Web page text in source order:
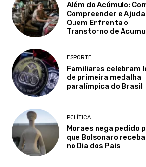
Além do Acúmulo:
Compreender e
Quem Enfrenta o
Transtorno de
ESPORTE
Familiares celebram
de primeira medalha
paralímpica do Brasil
POLÍTICA
Moraes nega pedido
que Bolsonaro
no Dia dos Pais